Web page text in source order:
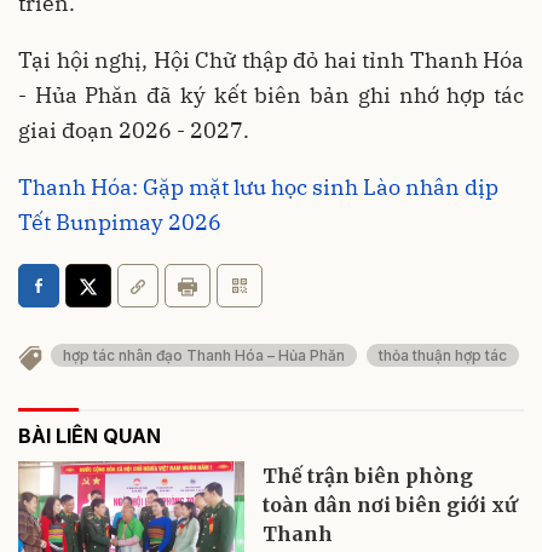
Tại hội nghị, Hội Chữ thập đỏ hai tỉnh Thanh Hóa
- Hủa Phăn đã ký kết biên bản ghi nhớ hợp tác
giai đoạn 2026 - 2027.
Thanh Hóa: Gặp mặt lưu học sinh Lào nhân dịp
Tết Bunpimay 2026
hợp tác nhân đạo Thanh Hóa – Hủa Phăn thỏa thuận hợp tác
BÀI LIÊN QUAN
Thế trận biên phòng
toàn dân nơi biên giới xứ
Thanh